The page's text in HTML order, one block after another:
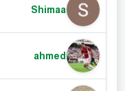
Shimaa
ahmed